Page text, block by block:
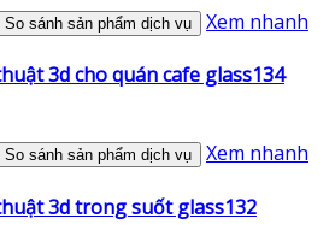
So sánh sản phẩm dịch vụ Xem nhanh
3d cho quán cafe glass134
So sánh sản phẩm dịch vụ Xem nhanh
3d trong suốt glass132